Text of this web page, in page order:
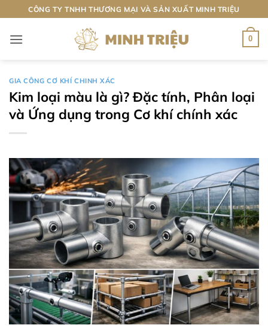
qua
nội
CÔNG TY TNHH THƯƠNG MẠI VÀ SẢN XUẤT MINH TRIỆU
0
GIA CÔNG CƠ KHÍ CHINH XÁC
Kim loại màu là gì? Đặc tính, Phân loại
và Ứng dụng trong Cơ khí chính xác